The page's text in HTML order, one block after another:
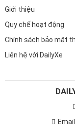
Giới thiệu
Quy chế hoạt động
Chính sách bảo mật
Liên hệ với DailyXe